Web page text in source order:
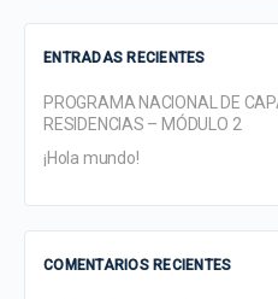
ENTRADAS RECIENTES
PROGRAMA NACIONAL DE
RESIDENCIAS – MÓDULO 2
¡Hola mundo!
COMENTARIOS RECIENTES